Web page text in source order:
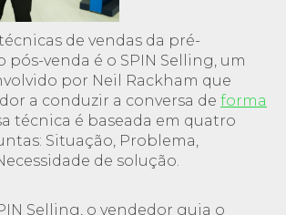
de vendas da pré-
pós-venda é o SPIN Selling, um
por Neil Rackham que
a conduzir a conversa de forma
técnica é baseada em quatro
Situação, Problema,
de solução.
Selling, o vendedor guia o